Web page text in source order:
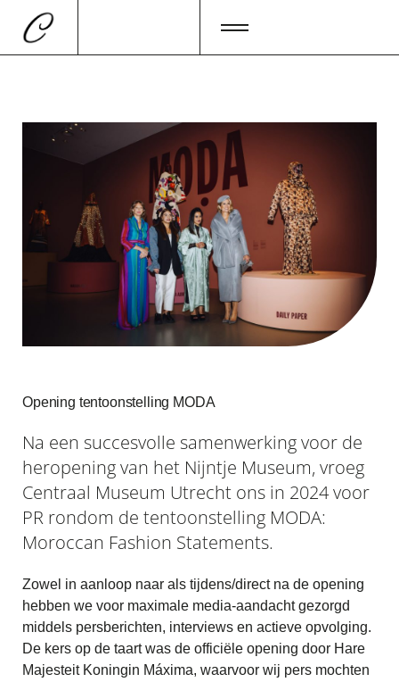
Opening tentoonstelling MODA
Na een succesvolle samenwerking voor de
heropening van het Nijntje Museum, vroeg
Centraal Museum Utrecht ons in 2024 voor
PR rondom de tentoonstelling MODA:
Moroccan Fashion Statements.
Zowel in aanloop naar als tijdens/direct na de opening
hebben we voor maximale media-aandacht gezorgd
middels persberichten, interviews en actieve opvolging.
De kers op de taart was de officiële opening door Hare
Majesteit Koningin Máxima, waarvoor wij pers mochten